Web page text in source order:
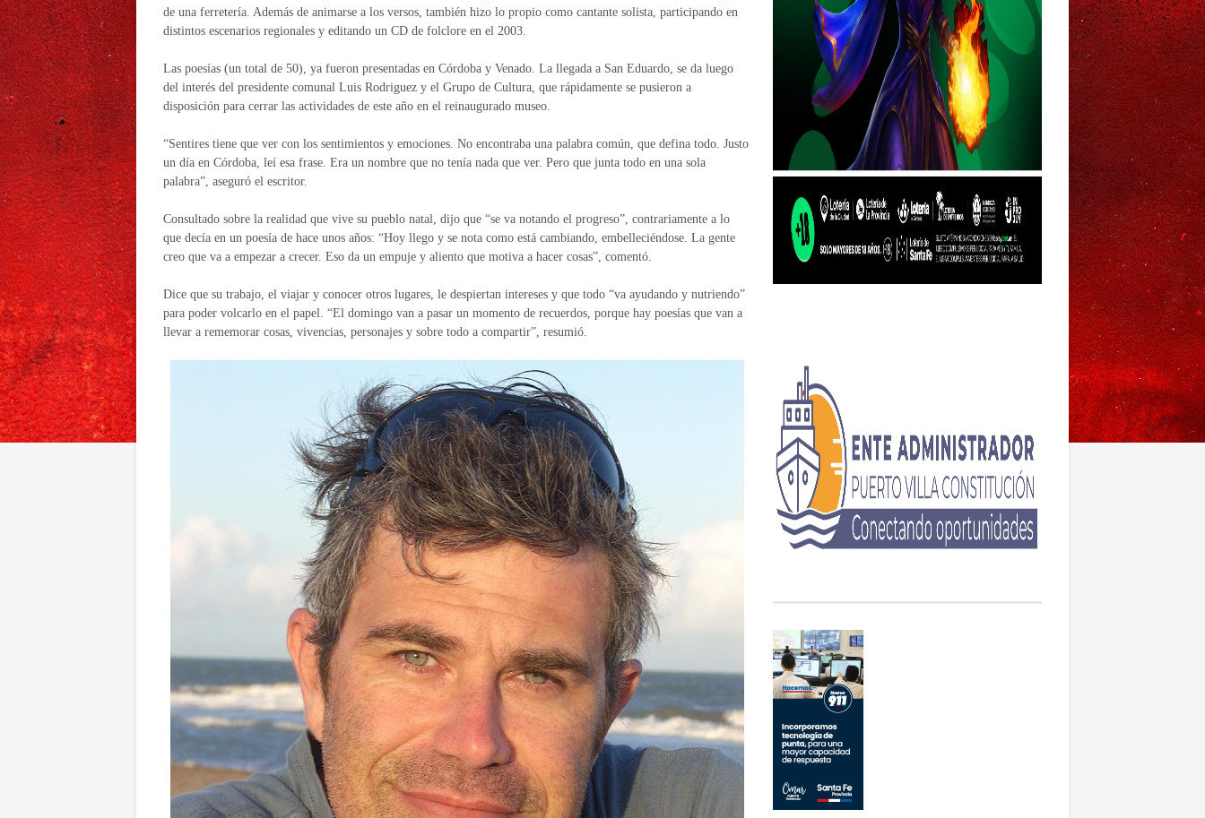
de una ferretería. Además de animarse a los versos, también hizo lo propio como cantante solista, participando en
distintos escenarios regionales y editando un CD de folclore en el 2003.
Las poesías (un total de 50), ya fueron presentadas en Córdoba y Venado. La llegada a San Eduardo, se da luego
del interés del presidente comunal Luis Rodriguez y el Grupo de Cultura, que rápidamente se pusieron a
disposición para cerrar las actividades de este año en el reinaugurado museo.
“Sentires tiene que ver con los sentimientos y emociones. No encontraba una palabra común, que defina todo. Justo
un día en Córdoba, leí esa frase. Era un nombre que no tenía nada que ver. Pero que junta todo en una sola
palabra”, aseguró el escritor.
Consultado sobre la realidad que vive su pueblo natal, dijo que “se va notando el progreso”, contrariamente a lo
que decía en un poesía de hace unos años: “Hoy llego y se nota como está cambiando, embelleciéndose. La gente
creo que va a empezar a crecer. Eso da un empuje y aliento que motiva a hacer cosas”, comentó.
Dice que su trabajo, el viajar y conocer otros lugares, le despiertan intereses y que todo “va ayudando y nutriendo”
para poder volcarlo en el papel. “El domingo van a pasar un momento de recuerdos, porque hay poesías que van a
llevar a rememorar cosas, vivencias, personajes y sobre todo a compartir”, resumió.